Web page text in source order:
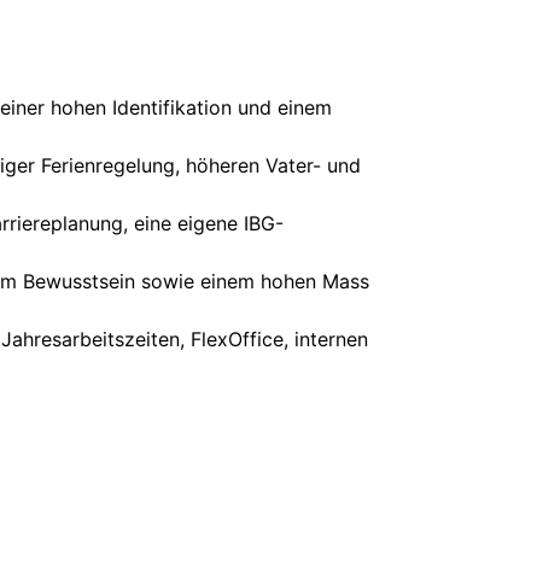
hohen Identifikation und einem
Ferienregelung, höheren Vater- und
eine eigene IBG-
Bewusstsein sowie einem hohen Mass
FlexOffice, internen